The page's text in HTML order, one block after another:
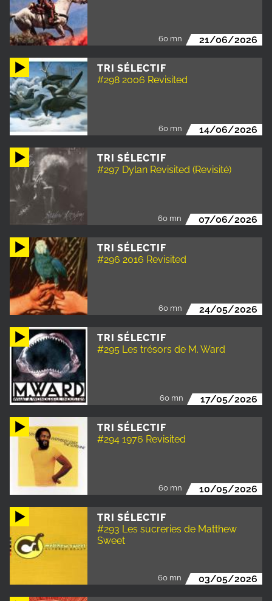
60 mn 21/06/2026
TRI SÉLECTIF
#298 2006 Revisited
60 mn 14/06/2026
TRI SÉLECTIF
#297 Dylan Revisited (Revisité)
60 mn 07/06/2026
TRI SÉLECTIF
#296 2016 Revisited
60 mn 24/05/2026
TRI SÉLECTIF
#295 Les trésors de M. Ward
60 mn 17/05/2026
TRI SÉLECTIF
#294 1976 Revisited
60 mn 10/05/2026
TRI SÉLECTIF
#293 Les sucreries de Matthew
Sweet
60 mn 03/05/2026